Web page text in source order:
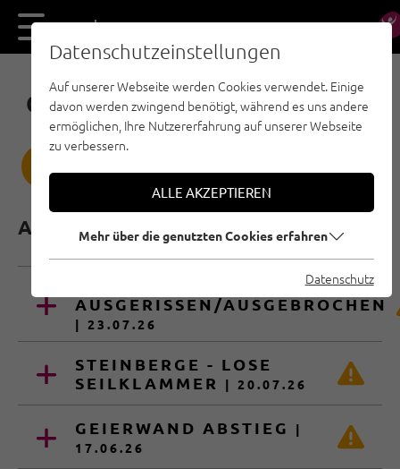
DE EN
GEFAHRENMELDESTELLE
AKTUELLE GEFAHRENMELDUNG
AUSGERISSEN/AUSGEBROCHEN
| 23.07.26
STEINBERGE - LOSE
SEILKLAMMER
| 20.07.26
GEIERWAND ABSTIEG
|
17.06.26
Datenschutzeinstellungen
Auf unserer Webseite werden Cookies verwendet. Einige
davon werden zwingend benötigt, während es uns andere
ermöglichen, Ihre Nutzererfahrung auf unserer Webseite
zu verbessern.
ALLE AKZEPTIEREN
Mehr über die genutzten Cookies erfahren
Datenschutz